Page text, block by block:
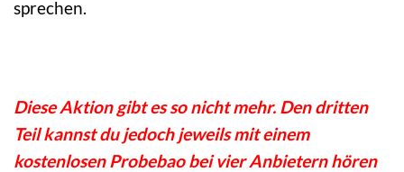
sprechen.
Diese Aktion gibt es so nicht mehr. Den dritten
Teil kannst du jedoch jeweils mit einem
kostenlosen Probebao bei vier Anbietern hören